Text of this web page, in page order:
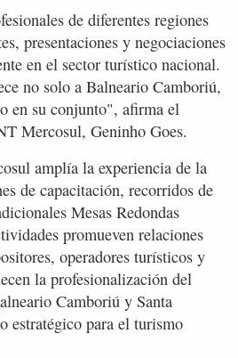
de diferentes regiones
presentaciones y negociaciones
en el sector turístico nacional.
no solo a Balneario Camboriú,
en su conjunto", afirma el
Mercosul, Geninho Goes.
amplía la experiencia de la
de capacitación, recorridos de
Mesas Redondas
promueven relaciones
operadores turísticos y
la profesionalización del
Camboriú y Santa
estratégico para el turismo